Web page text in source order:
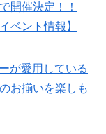
開催決定！！
ベント情報】
が愛用している
お揃いを楽しも